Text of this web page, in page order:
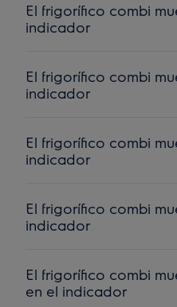
El frigorífico combi
indicador
El frigorífico combi
indicador
El frigorífico combi
indicador
El frigorífico combi
indicador
El frigorífico combi
en el indicador